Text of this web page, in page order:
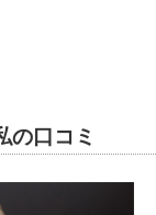
の口コミ